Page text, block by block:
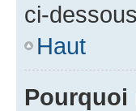
ci-
Haut
Pourquoi